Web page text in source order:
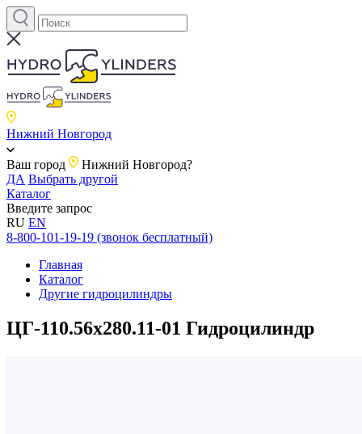
Нижний Новгород
Ваш город
Нижний Новгород?
ДА Выбрать другой
Каталог
Введите запрос
RU EN
8-800-101-19-19 (звонок бесплатный)
Главная
Каталог
Другие гидроцилиндры
ЦГ-110.56х280.11-01 Гидроцилиндр